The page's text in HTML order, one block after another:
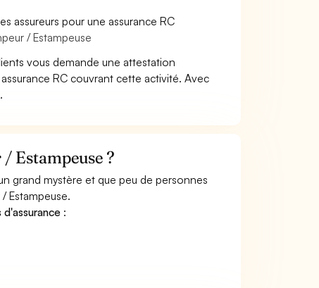
assureurs pour une assurance RC
/ Estampeuse
vous demande une attestation
RC couvrant cette activité. Avec
Estampeuse ?
grand mystère et que peu de personnes
Estampeuse.
: